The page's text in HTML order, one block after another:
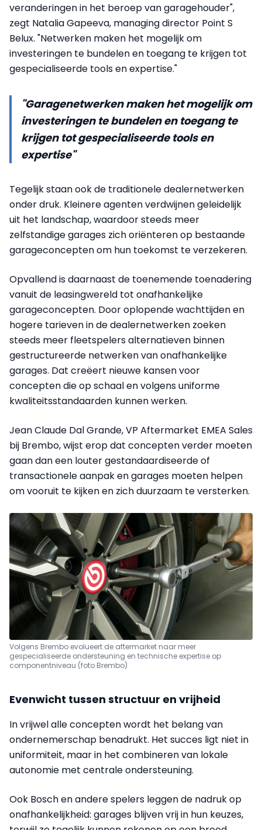
veranderingen in het beroep van garagehouder",
zegt Natalia Gapeeva, managing director Point S
Belux. "Netwerken maken het mogelijk om
investeringen te bundelen en toegang te krijgen tot
gespecialiseerde tools en expertise."
"Garagenetwerken maken het mogelijk om
investeringen te bundelen en toegang te
krijgen tot gespecialiseerde tools en
expertise"
Tegelijk staan ook de traditionele dealernetwerken
onder druk. Kleinere agenten verdwijnen geleidelijk
uit het landschap, waardoor steeds meer
zelfstandige garages zich oriënteren op bestaande
garageconcepten om hun toekomst te verzekeren.
Opvallend is daarnaast de toenemende toenadering
vanuit de leasingwereld tot onafhankelijke
garageconcepten. Door oplopende wachttijden en
hogere tarieven in de dealernetwerken zoeken
steeds meer fleetspelers alternatieven binnen
gestructureerde netwerken van onafhankelijke
garages. Dat creëert nieuwe kansen voor
concepten die op schaal en volgens uniforme
kwaliteitsstandaarden kunnen werken.
Jean Claude Dal Grande, VP Aftermarket EMEA Sales
bij Brembo, wijst erop dat concepten verder moeten
gaan dan een louter gestandaardiseerde of
transactionele aanpak en garages moeten helpen
om vooruit te kijken en zich duurzaam te versterken.
Volgens Brembo evolueert de aftermarket naar meer
gespecialiseerde ondersteuning en technische expertise op
componentniveau (foto Brembo)
Evenwicht tussen structuur en vrijheid
In vrijwel alle concepten wordt het belang van
ondernemerschap benadrukt. Het succes ligt niet in
uniformiteit, maar in het combineren van lokale
autonomie met centrale ondersteuning.
Ook Bosch en andere spelers leggen de nadruk op
onafhankelijkheid: garages blijven vrij in hun keuzes,